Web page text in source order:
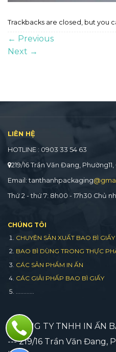
Trackbacks are closed, but you
← Previous
Next →
LIÊN HỆ
HOTLINE : 0903 33 54 63
219/16 Trần Văn Đang,
Email: tanthanhpackaging
Thứ 2 - thứ 7: 8h00 - 17h30 Chủ
CHÚNG TÔI
CHUYÊN SẢN XUẤT BAO BÌ GIẤY
BAO BÌ DÙNG TRONG THỰC
CÁC SẢN PHẨM IN ẤN
CÁC GIẢI PHẤP BAO BÌ GIẤY
CÔNG TY TNHH IN ẤN
--- 219/16 Trần Văn Đang,